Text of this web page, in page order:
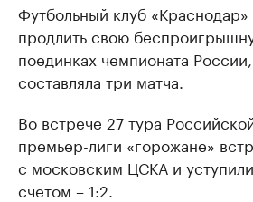
Футбольный клуб
продлить свою
поединках чемпионата
составляла три матча.
Во встрече 27 тура
премьер-лиги «горожане»
с московским ЦСКА и
счетом – 1:2.